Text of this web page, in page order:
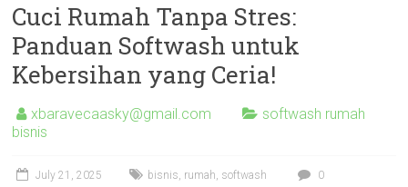
Cuci Rumah Tanpa Stres:
Panduan Softwash untuk
Kebersihan yang Ceria!
xbaravecaasky@gmail.com
softwash rumah
bisnis
July 21, 2025 bisnis, rumah, softwash
0